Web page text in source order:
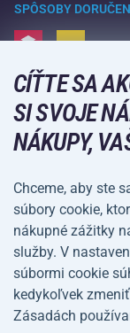
Voľný čas a
Kempovanie a
Bojové športy
Bicykle a
Lopové športy
Vodné športy
Športové
Doprava a platba
SPÔSOBY
SPÔSOBY PLATBY
Obchodné
podmienky
CÍŤTE SA
SI SVOJE
NÁKUPY,
Chceme, aby ste
súbory cookie,
nákupné zážitky
služby. V
súbormi cookie
kedykoľvek
Zásadách